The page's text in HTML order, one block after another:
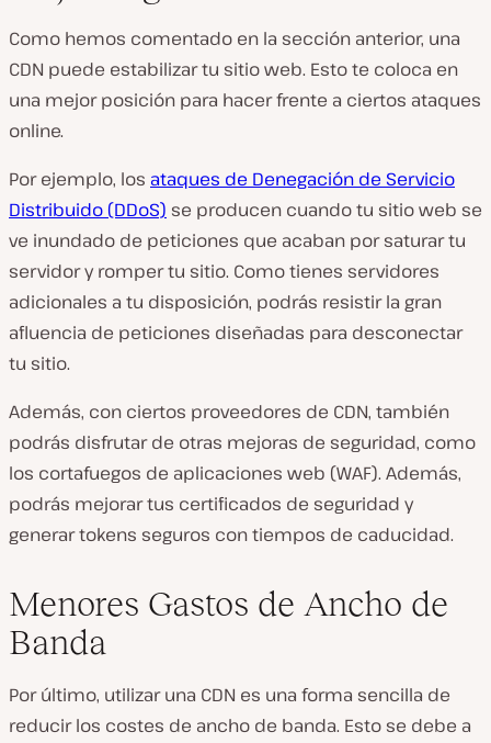
Como hemos comentado en la sección anterior, una
CDN puede estabilizar tu sitio web. Esto te coloca en
una mejor posición para hacer frente a ciertos ataques
online.
Por ejemplo, los ataques de Denegación de Servicio
Distribuido (DDoS) se producen cuando tu sitio web se
ve inundado de peticiones que acaban por saturar tu
servidor y romper tu sitio. Como tienes servidores
adicionales a tu disposición, podrás resistir la gran
afluencia de peticiones diseñadas para desconectar
tu sitio.
Además, con ciertos proveedores de CDN, también
podrás disfrutar de otras mejoras de seguridad, como
los cortafuegos de aplicaciones web (WAF). Además,
podrás mejorar tus certificados de seguridad y
generar tokens seguros con tiempos de caducidad.
Menores Gastos de Ancho de
Banda
Por último, utilizar una CDN es una forma sencilla de
reducir los costes de ancho de banda. Esto se debe a